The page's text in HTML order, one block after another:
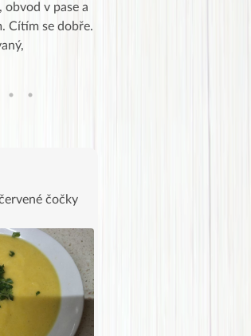
obvod v pase a
Cítím se dobře.
čočky